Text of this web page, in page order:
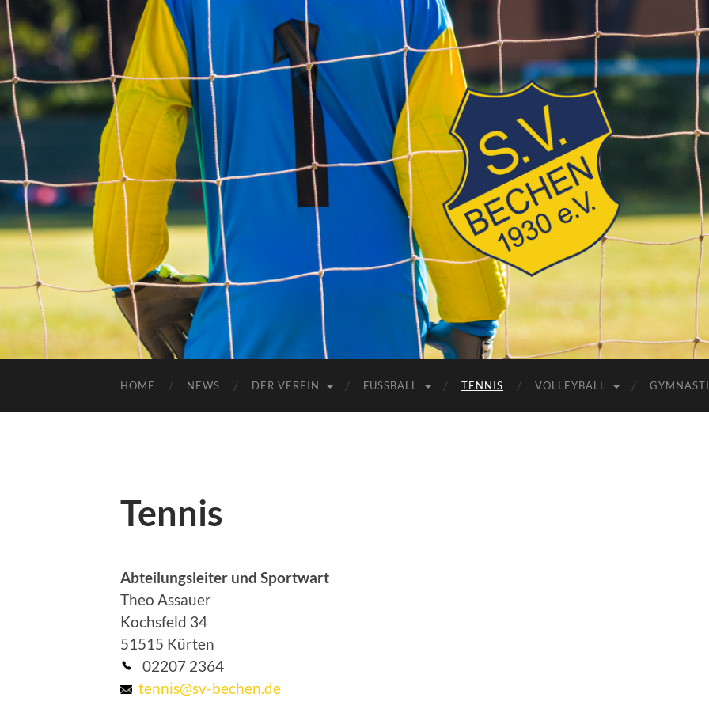
Bechen
1930
e.V.
HOME NEWS DER VEREIN FUSSBALL TENNIS VOLLEYBALL
Tennis
Abteilungsleiter und Sportwart
Theo Assauer
Kochsfeld 34
51515 Kürten
02207 2364
tennis@sv-bechen.de